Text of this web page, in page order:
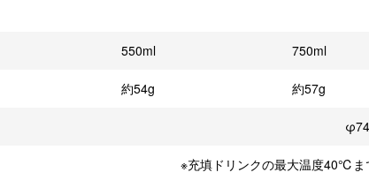
550ml 750ml
約54g 約57g
※充填ドリンクの最大温度40℃ま